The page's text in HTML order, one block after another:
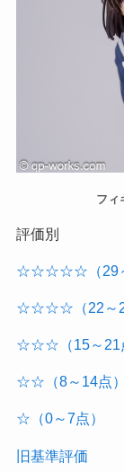
フィ
評価別
☆☆☆☆☆（29～
☆☆☆☆（22～
☆☆☆（15～21
☆☆（8～14点）
☆（0～7点）
旧基準評価